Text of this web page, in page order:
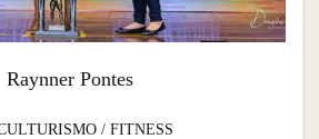
Raynner Pontes
/ FITNESS